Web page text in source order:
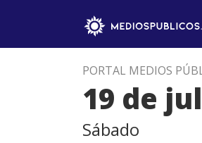
PORTAL MEDIOS
19 de
Sábado